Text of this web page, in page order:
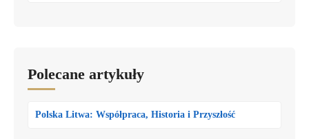
Polecane artykuły
Polska Litwa: Współpraca, Historia i Przyszłość